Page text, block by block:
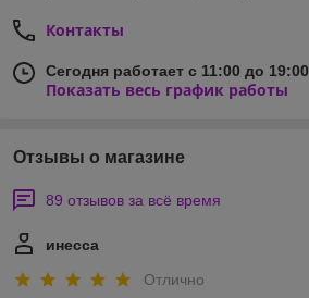
Контакты
Сегодня работает с 11:00 до 19:00
Показать весь график работы
Отзывы о магазине
89 отзывов за всё время
инесса
Отлично